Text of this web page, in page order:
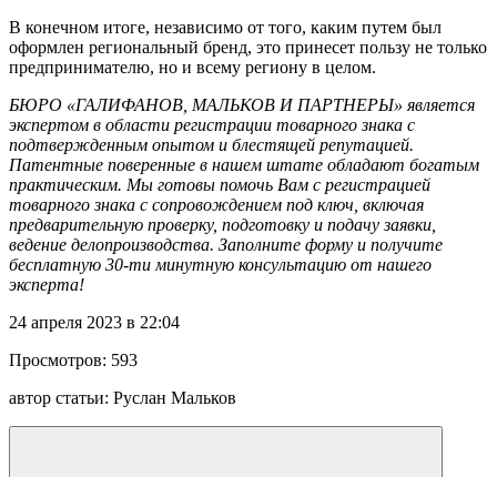
В конечном итоге, независимо от того, каким путем был
оформлен региональный бренд, это принесет пользу не только
предпринимателю, но и всему региону в целом.
БЮРО «ГАЛИФАНОВ, МАЛЬКОВ И ПАРТНЕРЫ» является
экспертом в области регистрации товарного знака с
подтвержденным опытом и блестящей репутацией.
Патентные поверенные в нашем штате обладают богатым
практическим. Мы готовы помочь Вам с регистрацией
товарного знака с сопровождением под ключ, включая
предварительную проверку, подготовку и подачу заявки,
ведение делопроизводства. Заполните форму и получите
бесплатную 30-ти минутную консультацию от нашего
эксперта!
24 апреля 2023 в 22:04
Просмотров: 593
автор статьи: Руслан Мальков